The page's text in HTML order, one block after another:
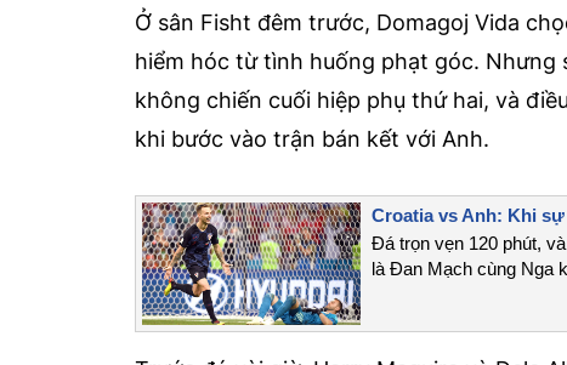
Ở sân Fisht đêm trước, Domagoj Vida
hiểm hóc từ tình huống phạt góc. Nhưng
không chiến cuối hiệp phụ thứ hai, và
khi bước vào trận bán kết với Anh.
Croatia vs Anh: Khi
Đá trọn vẹn 120 phút,
là Đan Mạch cùng Nga